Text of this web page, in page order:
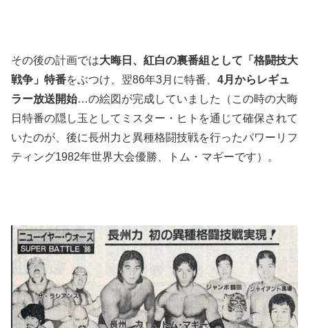
その後の計画では大晦日、紅白の裏番組として「格闘技大
戦争」特番をぶつけ、翌86年3月に特番、 4月からレギュ
ラー放送開始…の絵図が完成していました（この時の大晦
日特番の隠し玉としてミスター・ヒトを通じて確保されて
いたのが、後に長州力と異種格闘技戦を行ったパワーリフ
ティング1982年世界大会優勝、トム・マギーです）。